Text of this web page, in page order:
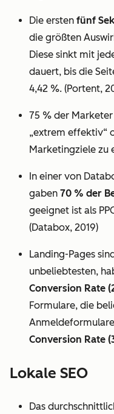
Die ersten fünf
die größten
Diese sinkt mit
dauert, bis die
4,42 %. (Portent,
75 % der
„extrem effektiv“
Marketingziele zu
In einer von
gaben 70 % der
geeignet ist als
(Databox, 2019)
Landing-Pages
unbeliebtesten,
Conversion Rate
Formulare, die
Conversion Rate
Lokale SEO
Das